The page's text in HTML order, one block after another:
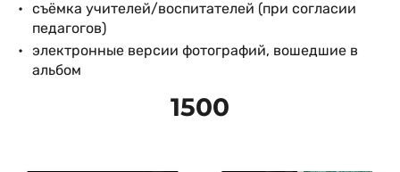
съёмка учителей/воспитателей (при согласии
педагогов)
электронные версии фотографий, вошедшие в
альбом
1500